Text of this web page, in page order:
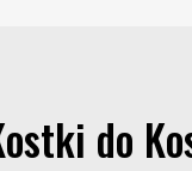
do